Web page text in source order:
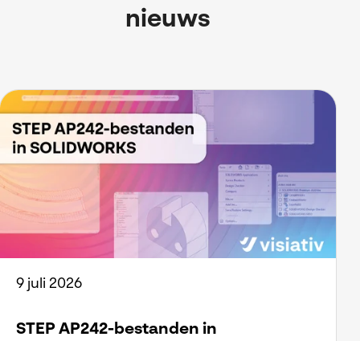
nieuws
9 juli 2026
STEP AP242-bestanden in